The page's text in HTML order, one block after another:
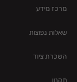
מרכז מידע
שאלות נפוצות
השכרת ציוד